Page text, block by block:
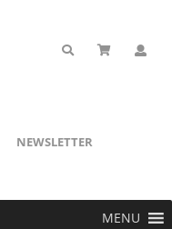
NEWSLETTER
MENU